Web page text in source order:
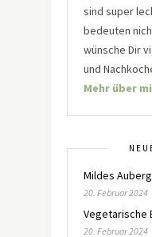
sind super
bedeuten
wünsche Dir
und
Mehr über
Mildes
20. Februar 2024
Vegetarische
20. Februar 2024